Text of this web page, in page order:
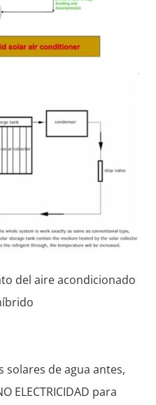
del aire acondicionado
solares de agua antes,
ELECTRICIDAD para